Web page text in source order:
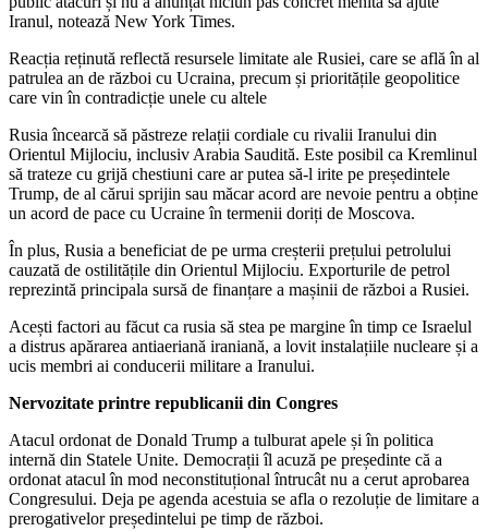
Iranul, notează New York Times.
Reacția reținută reflectă resursele limitate ale Rusiei, care se află în al
patrulea an de război cu Ucraina, precum și prioritățile geopolitice
care vin în contradicție unele cu altele
Rusia încearcă să păstreze relații cordiale cu rivalii Iranului din
Orientul Mijlociu, inclusiv Arabia Saudită. Este posibil ca Kremlinul
să trateze cu grijă chestiuni care ar putea să-l irite pe președintele
Trump, de al cărui sprijin sau măcar acord are nevoie pentru a obține
un acord de pace cu Ucraine în termenii doriți de Moscova.
În plus, Rusia a beneficiat de pe urma creșterii prețului petrolului
cauzată de ostilitățile din Orientul Mijlociu. Exporturile de petrol
reprezintă principala sursă de finanțare a mașinii de război a Rusiei.
Acești factori au făcut ca rusia să stea pe margine în timp ce Israelul
a distrus apărarea antiaeriană iraniană, a lovit instalațiile nucleare și a
ucis membri ai conducerii militare a Iranului.
Nervozitate printre republicanii din Congres
Atacul ordonat de Donald Trump a tulburat apele și în politica
internă din Statele Unite. Democrații îl acuză pe președinte că a
ordonat atacul în mod neconstituțional întrucât nu a cerut aprobarea
Congresului. Deja pe agenda acestuia se afla o rezoluție de limitare a
prerogativelor președintelui pe timp de război.